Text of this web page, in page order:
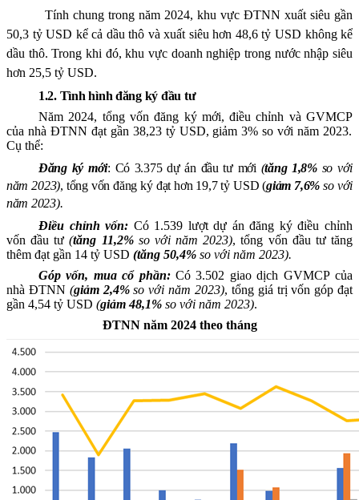
Tính chung trong năm 2024, khu vực ĐTNN xuất siêu gần
50,3 tỷ USD kể cả dầu thô và xuất siêu hơn 48,6tỷ USD không kể
dầu thô. Trong khi đó, khu vực doanh nghiệp trong nước nhập siêu
hơn 25,5 tỷ USD.
1.2. Tình hình đăng ký đầu tư
Năm 2024, tổng vốn đăng ký mới, điều chỉnh vàGVMCP
của nhà ĐTNN đạt gần 38,23 tỷ USD, giảm 3% so với năm 2023.
Cụ thể:
Đăng ký mới: Có 3.375 dự án đầu tưmới (tăng 1,8%so với
năm 2023), tổng vốn đăng ký đạt hơn 19,7 tỷ USD (giảm 7,6% so với
năm 2023).
Điều chỉnh vốn: Có 1.539 lượt dự án đăng ký điều chỉnh
vốn đầu tư (tăng 11,2%so với năm 2023), tổng vốn đầu tư tăng
thêm đạt gần 14 tỷ USD (tăng 50,4% so với năm 2023).
Góp vốn, mua cổ phần:Có3.502 giao dịch GVMCPcủa
nhà ĐTNN (giảm 2,4%so với năm 2023), tổng giá trị vốn gópđạt
gần 4,54 tỷ USD (giảm 48,1% so với năm 2023).
ĐTNN năm 2024 theo tháng